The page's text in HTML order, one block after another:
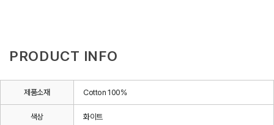
PRODUCT INFO
제품소재 Cotton 100%
색상 화이트